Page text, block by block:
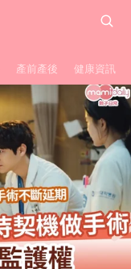
產前產後 健康資訊